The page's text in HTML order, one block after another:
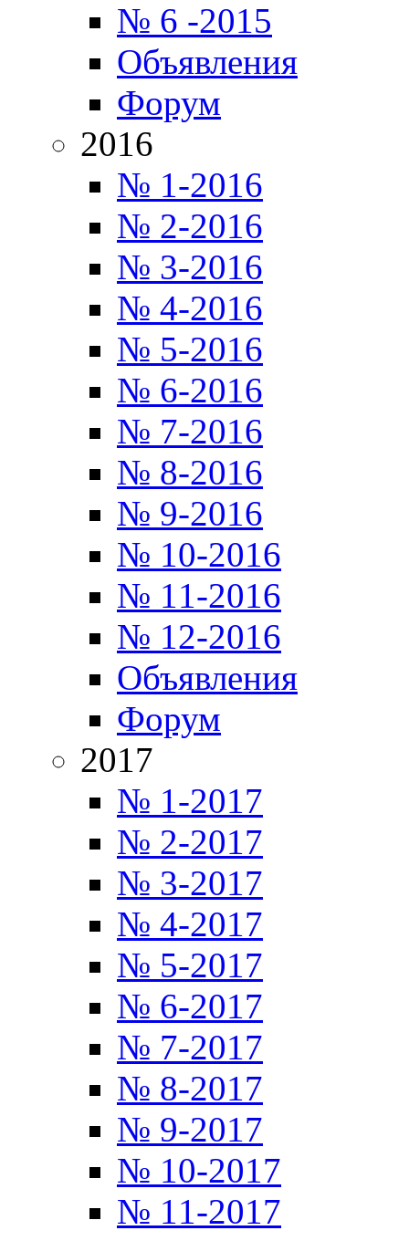
№ 6 -2015
Объявления
Форум
2016
№ 1-2016
№ 2-2016
№ 3-2016
№ 4-2016
№ 5-2016
№ 6-2016
№ 7-2016
№ 8-2016
№ 9-2016
№ 10-2016
№ 11-2016
№ 12-2016
Объявления
Форум
2017
№ 1-2017
№ 2-2017
№ 3-2017
№ 4-2017
№ 5-2017
№ 6-2017
№ 7-2017
№ 8-2017
№ 9-2017
№ 10-2017
№ 11-2017